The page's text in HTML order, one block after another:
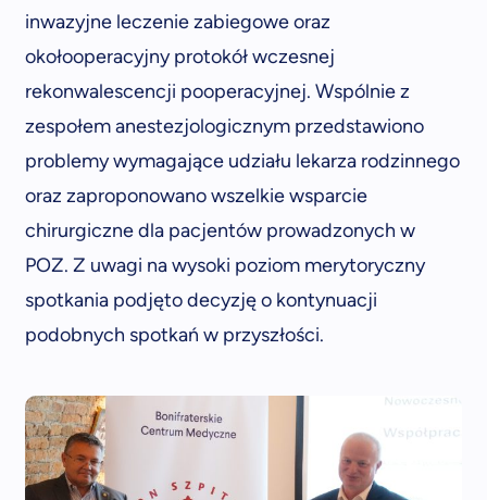
inwazyjne leczenie zabiegowe oraz
okołooperacyjny protokół wczesnej
rekonwalescencji pooperacyjnej. Wspólnie z
zespołem anestezjologicznym przedstawiono
problemy wymagające udziału lekarza rodzinnego
oraz zaproponowano wszelkie wsparcie
chirurgiczne dla pacjentów prowadzonych w
POZ. Z uwagi na wysoki poziom merytoryczny
spotkania podjęto decyzję o kontynuacji
podobnych spotkań w przyszłości.